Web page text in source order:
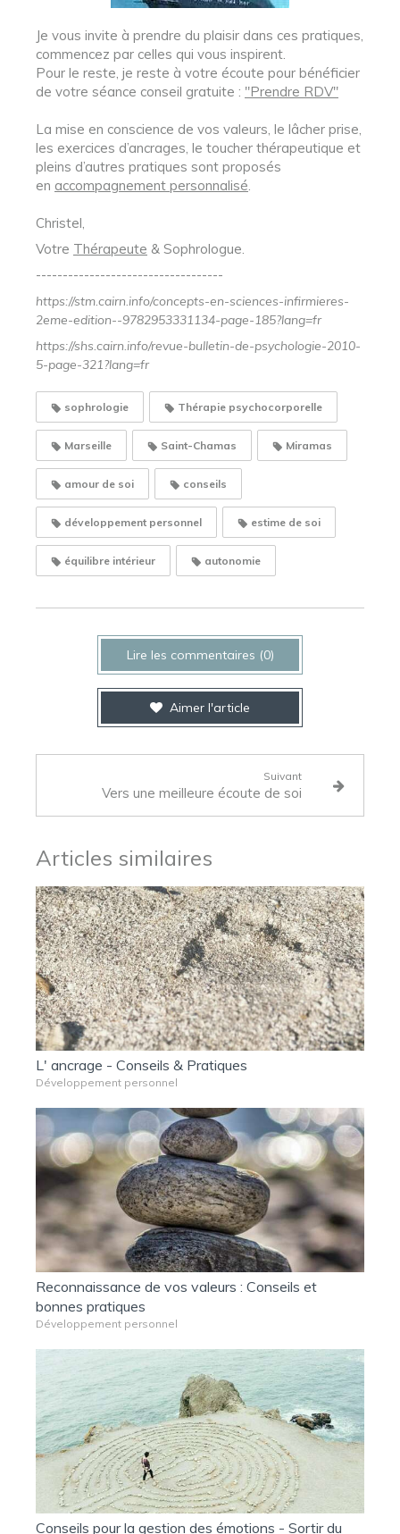
Je vous invite à prendre du plaisir dans ces pratiques,
commencez par celles qui vous inspirent.
Pour le reste, je reste à votre écoute pour bénéficier
de votre séance conseil gratuite : "Prendre RDV"
La mise en conscience de vos valeurs, le lâcher prise,
les exercices d’ancrages, le toucher thérapeutique et
pleins d’autres pratiques sont proposés
en accompagnement personnalisé
Christel,
Votre Thérapeute & Sophrologue.
-----------------------------------
https://stm.cairn.info/concepts-en-sciences-infirmieres-
2eme-edition--9782953331134-page-185?lang=fr
https://shs.cairn.info/revue-bulletin-de-psychologie-2010-
5-page-321?lang=fr
sophrologie Thérapie psychocorporelle
Marseille Saint-Chamas Miramas
amour de soi conseils
développement personnel estime de soi
équilibre intérieur autonomie
Lire les commentaires (0)
Aimer l'article
Suivant
Vers une meilleure écoute de soi
Articles similaires
L' ancrage - Conseils & Pratiques
Développement personnel
Reconnaissance de vos valeurs : Conseils et
bonnes pratiques
Développement personnel
Conseils pour la gestion des émotions - Sortir du